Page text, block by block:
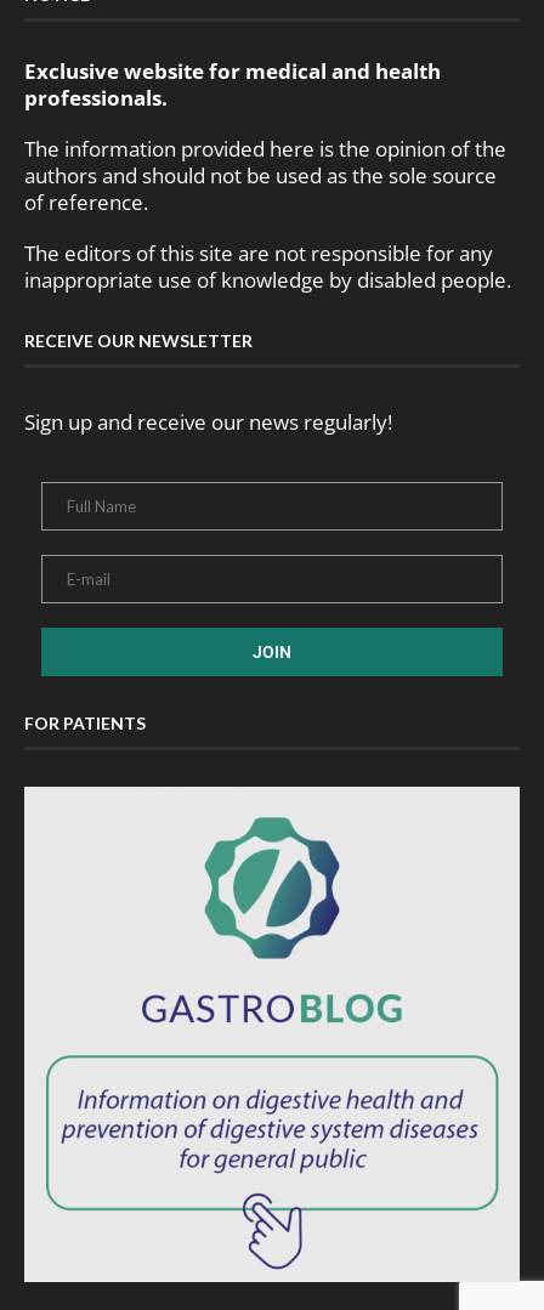
Exclusive website for medical and health
professionals.
The information provided here is the opinion of the
authors and should not be used as the sole source
of reference.
The editors of this site are not responsible for any
inappropriate use of knowledge by disabled people.
RECEIVE OUR NEWSLETTER
Sign up and receive our news regularly!
FOR PATIENTS